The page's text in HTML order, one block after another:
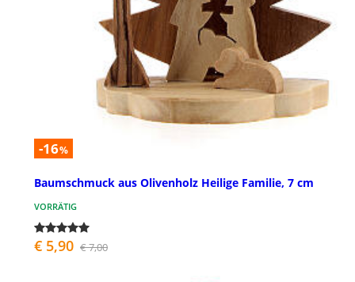
-16%
Baumschmuck aus Olivenholz Heilige Familie, 7 cm
VORRÄTIG
€ 5,90 € 7,00